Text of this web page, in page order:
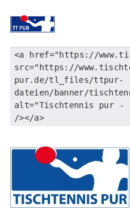
<a href="https://
src="https://
pur.de/tl_files/ttpur-
dateien/banner/
alt="Tischtennis pur -
/></a>